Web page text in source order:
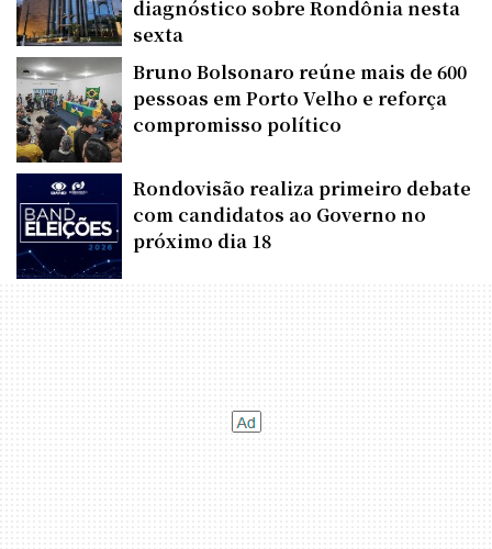
diagnóstico sobre Rondônia nesta
sexta
Bruno Bolsonaro reúne mais de 600
pessoas em Porto Velho e reforça
compromisso político
Rondovisão realiza primeiro debate
com candidatos ao Governo no
próximo dia 18